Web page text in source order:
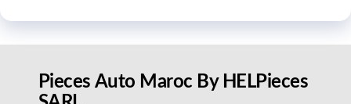
Pieces Auto Maroc By HELPieces